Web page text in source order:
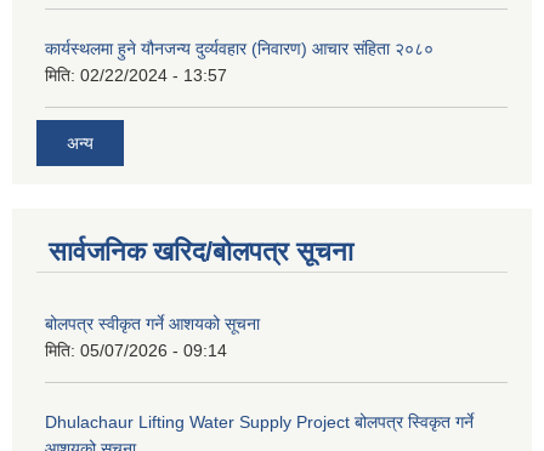
कार्यस्थलमा हुने यौनजन्य दुर्व्यवहार (निवारण) आचार संहिता २०८०
मिति: 02/22/2024 - 13:57
अन्य
सार्वजनिक खरिद/बोलपत्र सूचना
बोलपत्र स्वीकृत गर्ने आशयको सूचना
मिति: 05/07/2026 - 09:14
Dhulachaur Lifting Water Supply Project बोलपत्र स्विकृत गर्ने